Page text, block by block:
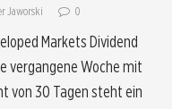
Jaworski 0
Markets Dividend
vergangene Woche mit
von 30 Tagen steht ein